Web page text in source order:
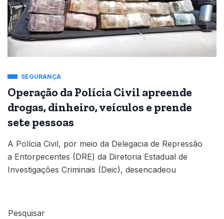
SEGURANÇA
Operação da Polícia Civil apreende
drogas, dinheiro, veículos e prende
sete pessoas
A Polícia Civil, por meio da Delegacia de Repressão
a Entorpecentes (DRE) da Diretoria Estadual de
Investigações Criminais (Deic), desencadeou
Pesquisar